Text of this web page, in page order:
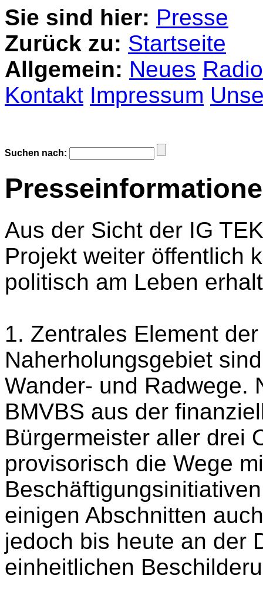
Sie sind hier: Presse
Zurück zu: Startseite
Allgemein: Neues
Kontakt Impressum
Suchen nach:
Aus der Sicht der IG
Projekt weiter öffentlich
politisch am Leben
1. Zentrales Element
Naherholungsgebiet
Wander- und Radwege.
BMVBS aus der
Bürgermeister aller drei
provisorisch die Wege
einigen Abschnitten
jedoch bis heute an der
einheitlichen